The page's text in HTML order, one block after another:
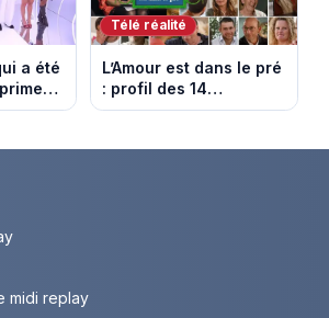
a été
sur
Télé réalité
L’Amour est dans le pré
: profil des 14
agriculteurs, speed
nouvelles histoires
midi replay